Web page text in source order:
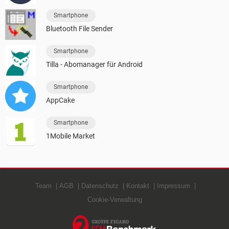
Smartphone
Bluetooth File Sender
Smartphone
Tilla - Abomanager für Android
Smartphone
AppCake
Smartphone
1Mobile Market
Team AGB Datenschutz Kontakt
Impressum
Cookie-Verwaltung